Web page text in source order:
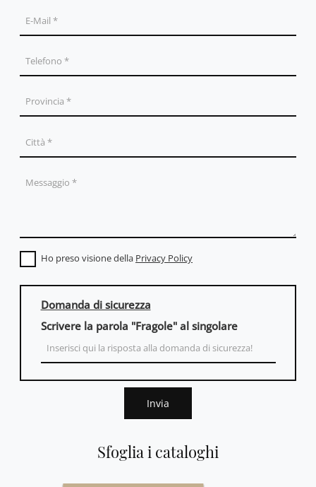
Sfoglia i cataloghi
Ho preso visione della Privacy Policy
Domanda di sicurezza
Scrivere la parola "Fragole" al singolare
Invia